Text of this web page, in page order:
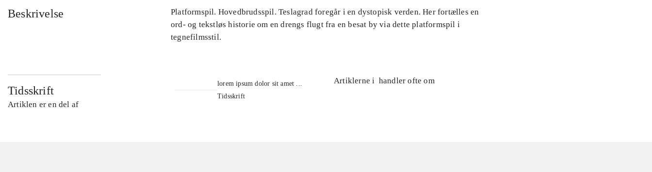
Beskrivelse
Platformspil. Hovedbrudsspil. Teslagrad foregår i en dystopisk verden. Her fortælles en
ord- og tekstløs historie om en drengs flugt fra en besat by via dette platformspil i
tegnefilmsstil.
Tidsskrift
Artiklen er en del af
lorem ipsum dolor sit amet ...
Tidsskrift
Artiklerne i handler ofte om